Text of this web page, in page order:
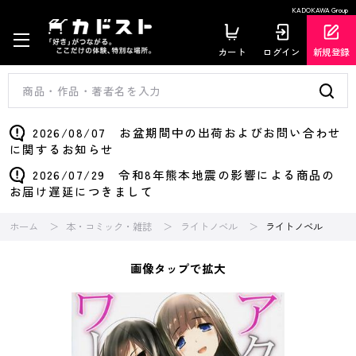
KADOKAWA Group
カート ログイン 新規登録
2026/08/07 お盆期間中の出荷およびお問い合わせ
に関するお知らせ
2026/07/29 令和8年熊本地震の影響による商品の
お届け遅延につきまして
ホーム 本・コミック・雑誌 ライトノベル ライトノベル
画像タップで拡大